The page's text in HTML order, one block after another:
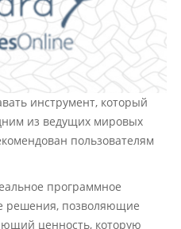
инструмент, который
из ведущих мировых
пользователям
программное
решения, позволяющие
ценность, которую